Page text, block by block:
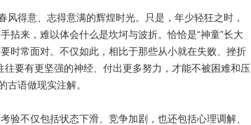
得意、志得意满的辉煌时光。只是，年少轻狂之时，
来，难以体会什么是坎坷与波折。恰恰是“神童”长大
时常面对。不仅如此，相比于那些从小就在失败、挫折
往要有更坚强的神经、付出更多努力，才能不被困难和压
古语做现实注解。
不仅包括状态下滑、竞争加剧，也还包括心理调解、